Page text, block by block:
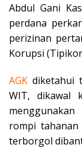
Abdul Gani
perdana
perizinan
Korupsi
AGK diketahui
WIT, dikawal
rompi tahanan
terborgol